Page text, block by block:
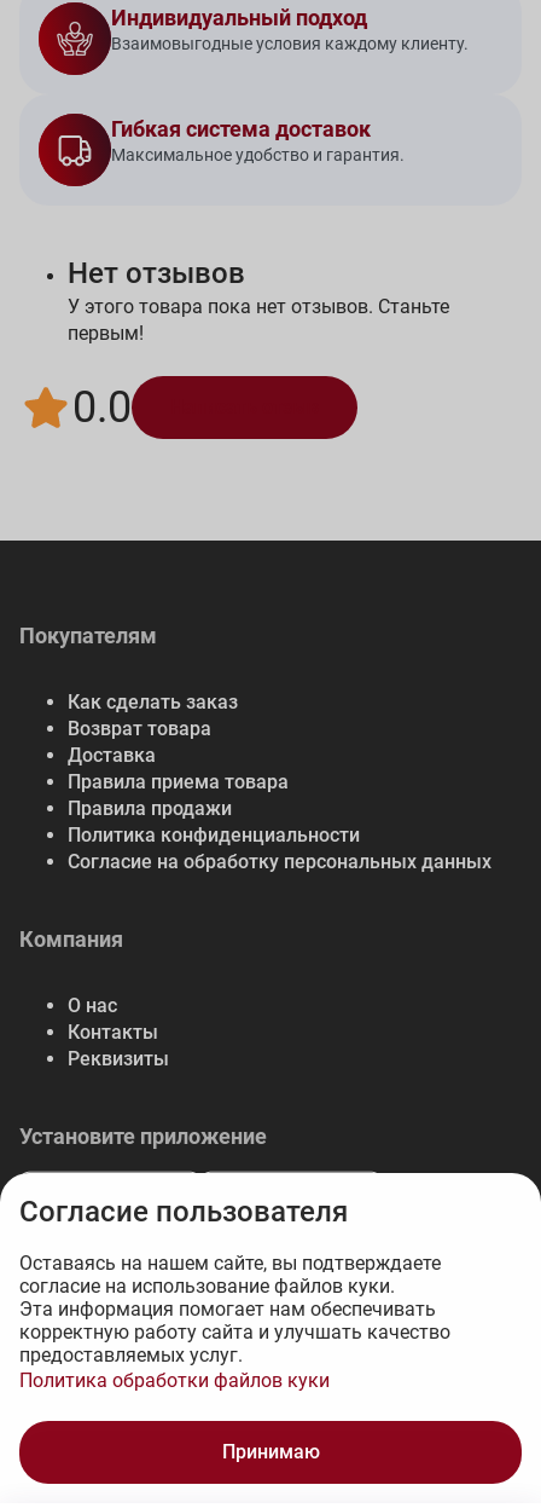
Индивидуальный подход
Взаимовыгодные условия каждому клиенту.
Гибкая система доставок
Максимальное удобство и гарантия.
2 130 ₽
В корзину
Нет отзывов
У этого товара пока нет отзывов. Станьте
первым!
0.0
Покупателям
Как сделать заказ
Возврат товара
Доставка
Правила приема товара
Правила продажи
Политика конфиденциальности
Согласие на обработку персональных данных
Компания
О нас
Контакты
Реквизиты
Установите приложение
© 2026 Либерте — весь спектр отделочных
материалов.
Интернет-магазин на 1С-Битрикс - 34web
Согласие пользователя
Оставаясь на нашем сайте, вы подтверждаете
согласие на использование файлов куки.
Эта информация помогает нам обеспечивать
корректную работу сайта и улучшать качество
предоставляемых услуг.
Политика обработки файлов куки
Принимаю